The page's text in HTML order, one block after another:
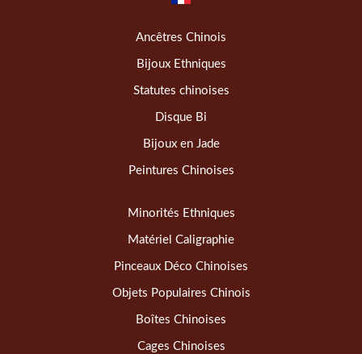
Ancêtres Chinois
Bijoux Ethniques
Statutes chinoises
Disque Bi
Bijoux en Jade
Peintures Chinoises
Minorités Ethniques
Matériel Caligraphie
Pinceaux Déco Chinoises
Objets Populaires Chinois
Boîtes Chinoises
Cages Chinoises